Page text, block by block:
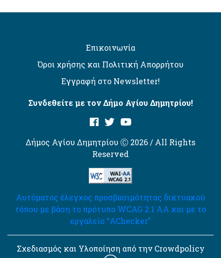
Επικοινωνία
Όροι χρήσης και Πολιτική Απορρήτου
Εγγραφή στο Newsletter!
Συνδεθείτε με τον Δήμο Αγίου Δημητρίου!
Δήμος Αγίου Δημητρίου Ⓒ 2026 / All Rights
Reserved
Αυτόματος έλεγχος προσβασιμότητας δικτυακού
τόπου με βάση το πρότυπο WCAG 2.1 AA και με το
εργαλείο “AChecker”
Σχεδιασμός και Υλοποίηση από την Crowdpolicy